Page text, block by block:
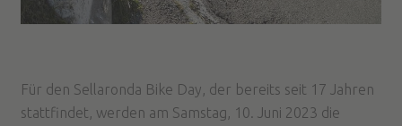
Für den Sellaronda Bike Day, der bereits seit 17 Jahren
stattfindet, werden am Samstag, 10. Juni 2023 die